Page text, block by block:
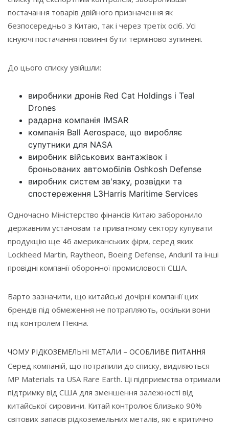
постачання товарів двійного призначення як
безпосередньо з Китаю, так і через третіх осіб. Усі
існуючі постачання повинні бути терміново зупинені.
До цього списку увійшли:
виробники дронів Red Cat Holdings і Teal
Drones
радарна компанія IMSAR
компанія Ball Aerospace, що виробляє
супутники для NASA
виробник військових вантажівок і
броньованих автомобілів Oshkosh Defense
виробник систем зв'язку, розвідки та
спостереження L3Harris Maritime Services
Одночасно Міністерство фінансів Китаю заборонило
державним установам та приватному сектору купувати
продукцію ще 46 американських фірм, серед яких
Lockheed Martin, Raytheon, Boeing Defense, Anduril та інші
провідні компанії оборонної промисловості США.
Варто зазначити, що китайські дочірні компанії цих
брендів під обмеження не потрапляють, оскільки вони
під контролем Пекіна.
ЧОМУ РІДКОЗЕМЕЛЬНІ МЕТАЛИ – ОСОБЛИВЕ ПИТАННЯ
Серед компаній, що потрапили до списку, виділяються
MP Materials та USA Rare Earth. Ці підприємства отримали
підтримку від США для зменшення залежності від
китайської сировини. Китай контролює близько 90%
світових запасів рідкоземельних металів, які є критично